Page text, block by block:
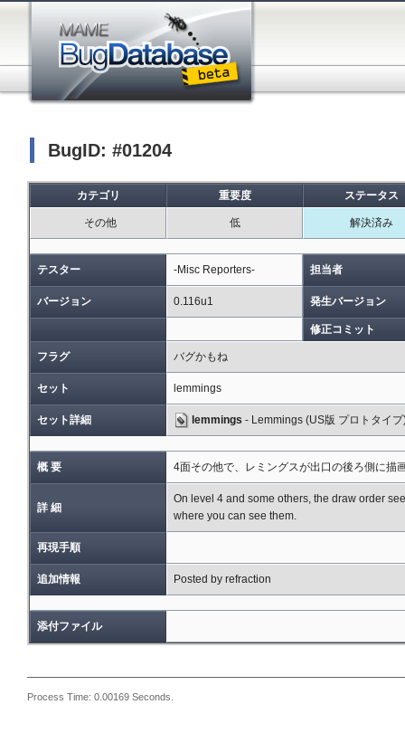
BugID: #01204
カテゴリ 重要度 ステータス
その他 低 解決済み
テスター -Misc Reporters- 担当者
バージョン 0.116u1 発生バージョン
修正コミット
フラグ バグかもね
セット lemmings
セット詳細 lemmings - Lemmings (US版 プロトタイプ
概 要 4面その他で、レミングスが出口の後ろ側に描
詳 細
On level 4 and some others, the draw order
where you can see them.
再現手順
追加情報 Posted by refraction
添付ファイル
Process Time: 0.00169 Seconds.